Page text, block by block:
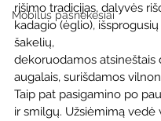
Mobilūs pašnekesiai
rišimo tradicijas, dalyvės
kadagio (ėglio),
šakelių,
dekoruodamos atsineštais
augalais, surišdamos
Taip pat pasigamino po
ir smilgų. Užsiėmimą vedė